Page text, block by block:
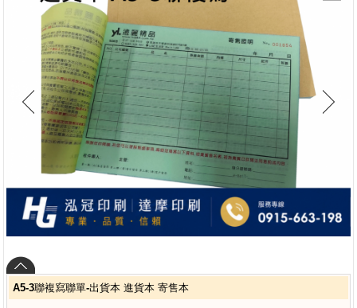
A5-3聯複寫聯單-出貨本 進貨本 寄售本